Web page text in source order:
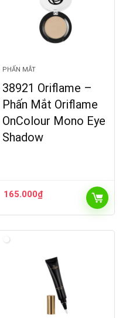
PHẤN MẮT
38921 Oriflame –
Phấn Mắt Oriflame
OnColour Mono Eye
Shadow
165.000₫